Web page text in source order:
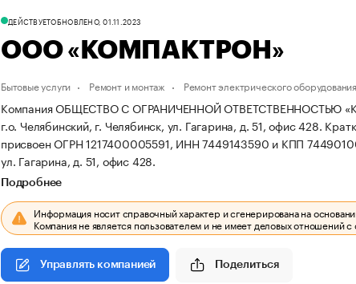
ДЕЙСТВУЕТОБНОВЛЕНО, 01.11.2023
ООО «КОМПАКТРОН»
Бытовые услуги Ремонт и монтаж Ремонт электрического оборудования
Компания ОБЩЕСТВО С ОГРАНИЧЕННОЙ ОТВЕТСТВЕННОСТЬЮ
г.о. Челябинский, г. Челябинск, ул. Гагарина, д. 51, офис 428.
присвоен ОГРН 1217400005591, ИНН 7449143590 и КПП
ул. Гагарина, д. 51, офис 428.
Подробнее
Информация носит справочный характер и сгенерирована на
Компания не является пользователем и не имеет деловых отношений
Управлять компанией Поделиться